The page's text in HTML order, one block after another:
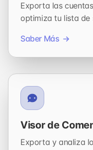
Exporta las
optimiza tu lista de
Saber Más
Visor de
Exporta y analiza